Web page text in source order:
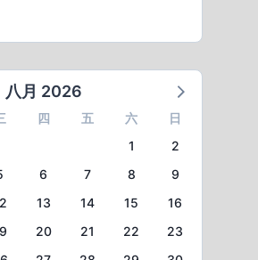
八月 2026
四 五 六
日
1
2
6 7 8
9
13 14 15
16
20 21 22
23